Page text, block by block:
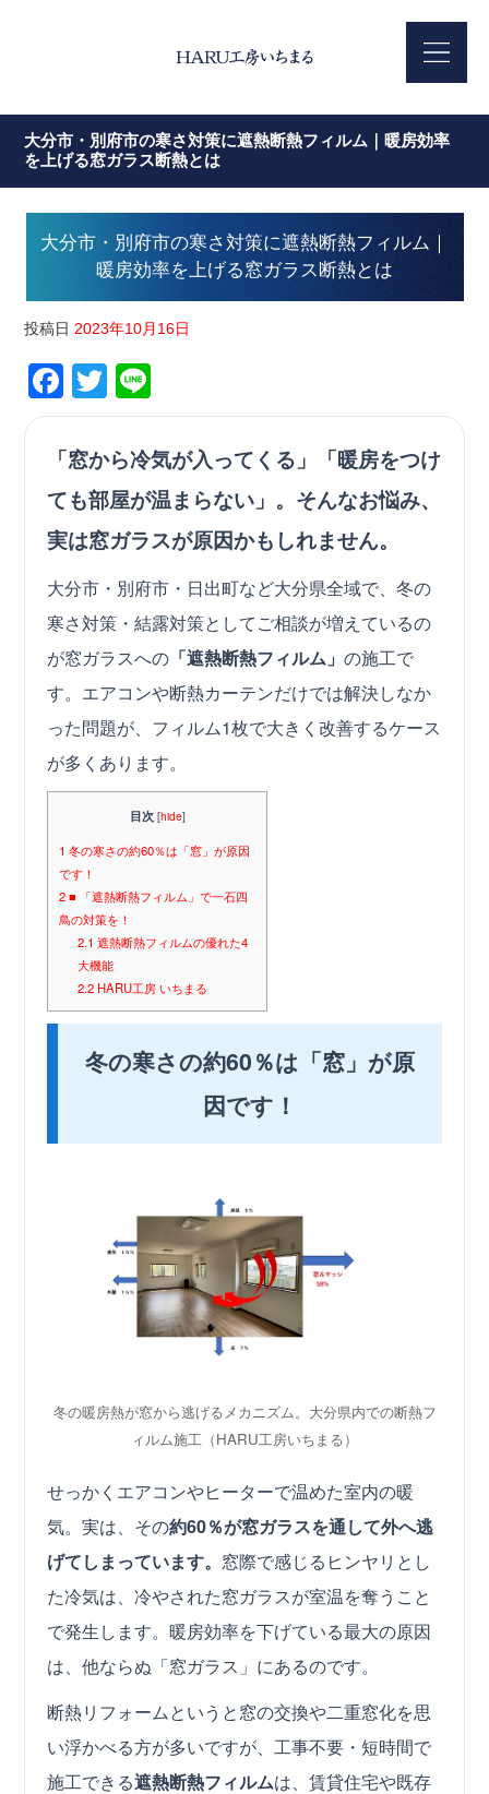
大分市・別府市の寒さ対策に遮熱断熱フィルム｜暖房効率
を上げる窓ガラス断熱とは
大分市・別府市の寒さ対策に遮熱断熱フィルム｜
暖房効率を上げる窓ガラス断熱とは
投稿日 2023年10月16日
Facebook
Twitter
「窓から冷気が入ってくる」「暖房をつけ
ても部屋が温まらない」。そんなお悩み、
実は窓ガラスが原因かもしれません。
大分市・別府市・日出町など大分県全域で、冬の
寒さ対策・結露対策としてご相談が増えているの
が窓ガラスへの 「遮熱断熱フィルム」の施工で
す。エアコンや断熱カーテンだけでは解決しなか
った問題が、フィルム1枚で大きく改善するケース
が多くあります。
目次 [hide]
1 冬の寒さの約60％は「窓」が原因
です！
2■ 「遮熱断熱フィルム」で一石四
鳥の対策を！
2.1 遮熱断熱フィルムの優れた4
大機能
2.2 HARU工房 いちまる
冬の寒さの約60％は「窓」が原
因です！
冬の暖房熱が窓から逃げるメカニズム。大分県内での断熱フ
ィルム施工（HARU工房いちまる）
せっかくエアコンやヒーターで温めた室内の暖
気。実は、その約60％が窓ガラスを通して外へ逃
げてしまっています。 窓際で感じるヒンヤリとし
た冷気は、冷やされた窓ガラスが室温を奪うこと
で発生します。暖房効率を下げている最大の原因
は、他ならぬ「窓ガラス」にあるのです。
断熱リフォームというと窓の交換や二重窓化を思
い浮かべる方が多いですが、工事不要・短時間で
施工できる遮熱断熱フィルムは、賃貸住宅や既存